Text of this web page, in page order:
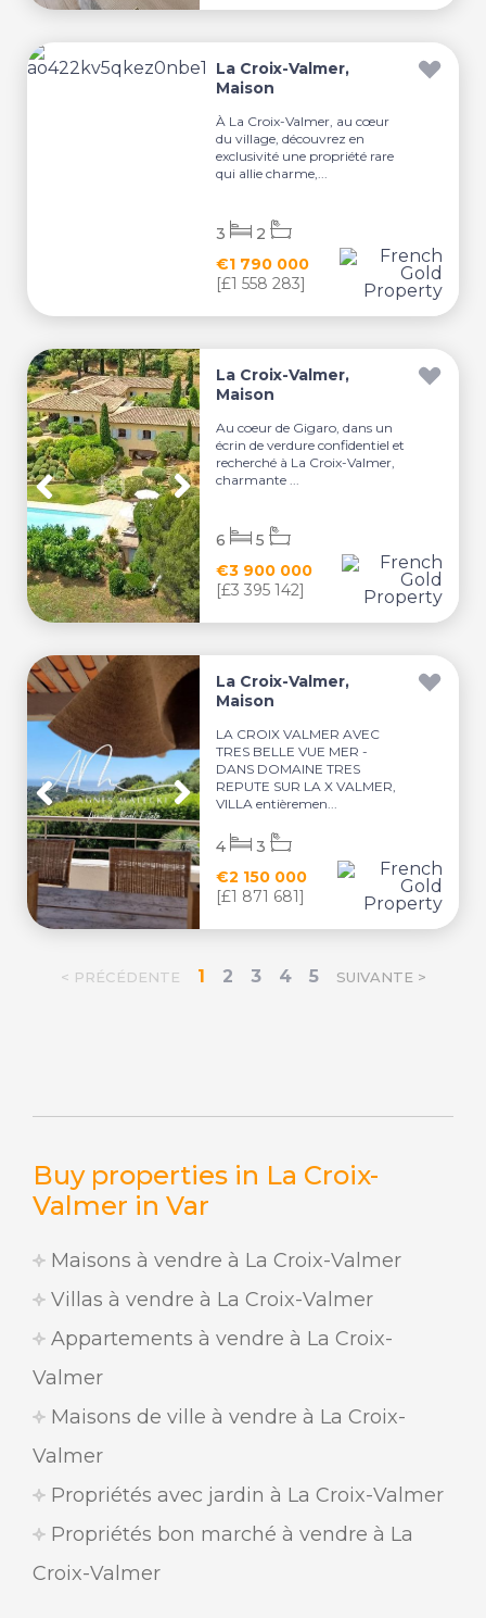
Buy properties in La Croix-
Valmer in Var
Maisons à vendre à La Croix-Valmer
Villas à vendre à La Croix-Valmer
Appartements à vendre à La Croix-
Valmer
Maisons de ville à vendre à La Croix-
Valmer
Propriétés avec jardin à La Croix-Valmer
Propriétés bon marché à vendre à La
Croix-Valmer
La Croix-Valmer,
Maison
À La Croix-Valmer, au cœur
du village, découvrez en
exclusivité une propriété rare
qui allie charme,...
€1 790 000
[£1 558 283]
3 2
La Croix-Valmer,
Maison
Au coeur de Gigaro, dans un
écrin de verdure confidentiel et
recherché à La Croix-Valmer,
charmante ...
€3 900 000
[£3 395 142]
6 5
La Croix-Valmer,
Maison
LA CROIX VALMER AVEC
TRES BELLE VUE MER -
DANS DOMAINE TRES
REPUTE SUR LA X VALMER,
VILLA entièremen...
€2 150 000
[£1 871 681]
4 3
< PRÉCÉDENTE 1 2 3 4 5 SUIVANTE >